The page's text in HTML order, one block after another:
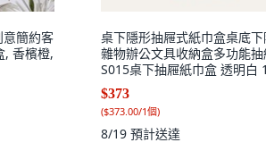
意簡約客
, 香檳橙,
桌下隱形抽屜式紙巾盒桌底
雜物辦公文具收納盒多功能抽
S015桌下抽屜紙巾盒 透明白
個
$373
($373.00/1個)
8/19 預計送達